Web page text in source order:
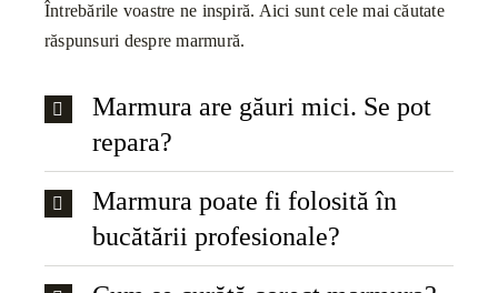
Întrebările voastre ne inspiră. Aici sunt cele mai căutate
răspunsuri despre marmură.
Marmura are găuri mici. Se pot
repara?
Marmura poate fi folosită în
bucătării profesionale?